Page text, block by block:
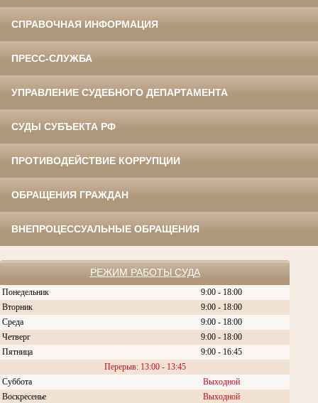
СПРАВОЧНАЯ ИНФОРМАЦИЯ
ПРЕСС-СЛУЖБА
УПРАВЛЕНИЕ СУДЕБНОГО ДЕПАРТАМЕНТА
СУДЫ СУБЪЕКТА РФ
ПРОТИВОДЕЙСТВИЕ КОРРУПЦИИ
ОБРАЩЕНИЯ ГРАЖДАН
ВНЕПРОЦЕССУАЛЬНЫЕ ОБРАЩЕНИЯ
РЕЖИМ РАБОТЫ СУДА
Понедельник
9:00 - 18:00
Вторник
9:00 - 18:00
Среда
9:00 - 18:00
Четверг
9:00 - 18:00
Пятница
9:00 - 16:45
Перерыв: 13:00 - 13:45
Суббота
Выходной
Воскресенье
Выходной